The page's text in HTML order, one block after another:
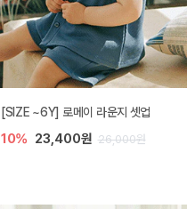
[SIZE ~6Y] 로메이 라운지 셋업
10% 23,400원 26,000원